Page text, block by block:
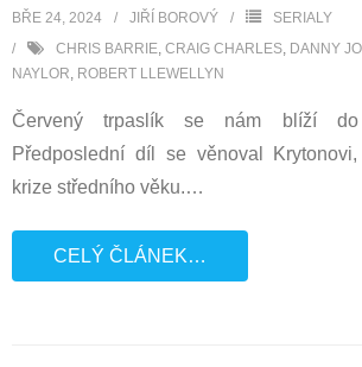
BŘE 24, 2024 JIŘÍ BOROVÝ
SERIALY
CHRIS BARRIE, CRAIG CHARLES, DANNY
NAYLOR, ROBERT LLEWELLYN
Červený trpaslík se nám blíží do
Předposlední díl se věnoval
krize středního věku.…
CELÝ ČLÁNEK…